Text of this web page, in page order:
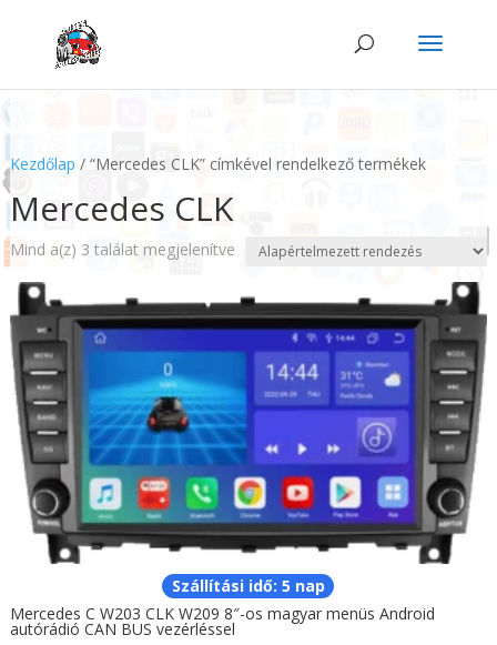
Kezdőlap / “Mercedes CLK” címkével rendelkező termékek
Mercedes CLK
Mind a(z) 3 találat megjelenítve
Szállítási idő: 5 nap
Mercedes C W203 CLK W209 8″-os magyar menüs Android
autórádió CAN BUS vezérléssel